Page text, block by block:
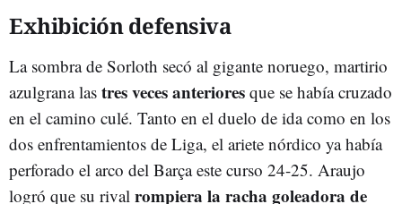
Exhibición defensiva
La sombra de Sorloth secó al gigante noruego, martirio
azulgrana las tres veces anteriores que se había cruzado
en el camino culé. Tanto en el duelo de ida como en los
dos enfrentamientos de Liga, el ariete nórdico ya había
perforado el arco del Barça este curso 24-25. Araujo
logró que su rival rompiera la racha goleadora de